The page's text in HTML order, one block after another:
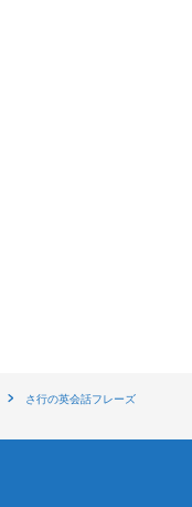
さ行の英会話フレーズ